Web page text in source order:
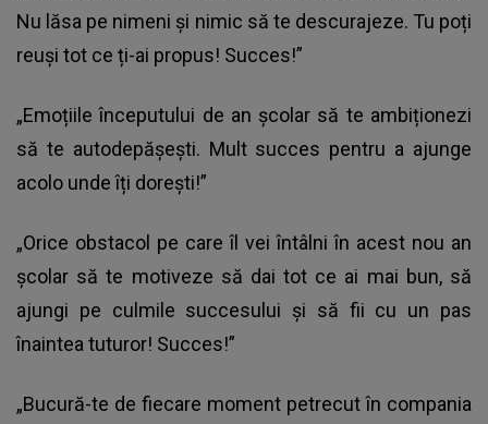
Nu lăsa pe nimeni și nimic să te descurajeze. Tu poți
reuși tot ce ți-ai propus! Succes!”
„Emoțiile începutului de an școlar să te ambiționezi
să te autodepășești. Mult succes pentru a ajunge
acolo unde îți dorești!”
„Orice obstacol pe care îl vei întâlni în acest nou an
școlar să te motiveze să dai tot ce ai mai bun, să
ajungi pe culmile succesului și să fii cu un pas
înaintea tuturor! Succes!”
„Bucură-te de fiecare moment petrecut în compania